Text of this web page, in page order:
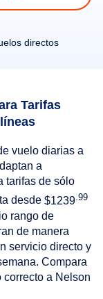
directos
Tarifas
vuelo diarias a
a
tarifas de sólo
desde $1239 .99
rango de
de manera
servicio directo y
Compara
correcto a Nelson